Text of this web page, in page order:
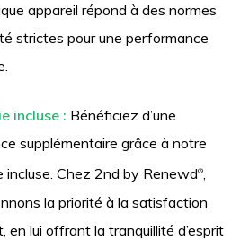
appareil répond à des normes
strictes pour une performance
incluse : Bénéficiez d’une
supplémentaire grâce à notre
incluse. Chez 2nd by Renewd®,
la priorité à la satisfaction
en lui offrant la tranquillité d’esprit